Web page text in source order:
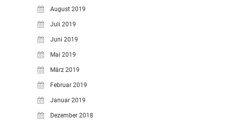
August 2019
Juli 2019
Juni 2019
Mai 2019
März 2019
Februar 2019
Januar 2019
Dezember 2018